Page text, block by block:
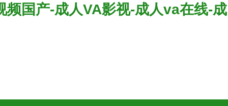
国产-成人VA影视-成人va在线-成